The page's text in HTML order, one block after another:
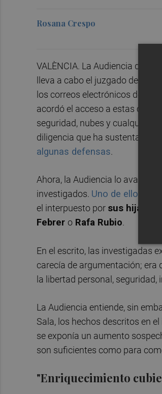
Rosana Crespo
VALÈNCIA. La Audiencia de
lleva a cabo el juzgado de
los correos electrónicos de
acordó el acceso a estas
seguridad, nubes y cualquier
diligencia que ha sustentado
algunas defensas.
Ahora, la Audiencia lo avala
investigados. Uno de ellos fue
el interpuesto por sus hijas ,
Febrer o Rafa Rubio.
En el escrito, las investigadas
carecía de argumentación; era
la libertad personal,
La Audiencia entiende, sin
Sala, los hechos descritos en
se exponía un aumento
son suficientes como para
"Enriquecimiento